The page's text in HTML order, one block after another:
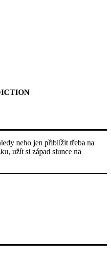
nebo jen přiblížit třeba na
užít si západ slunce na